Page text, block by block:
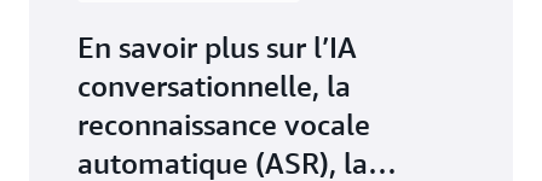
En savoir plus sur l’IA
conversationnelle, la
reconnaissance vocale
automatique (ASR), la